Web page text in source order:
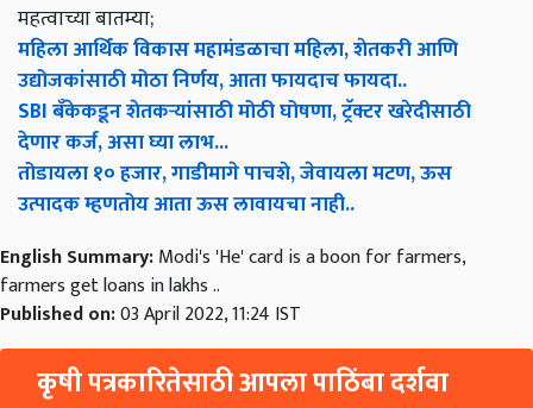
महत्वाच्या बातम्या;
महिला आर्थिक विकास महामंडळाचा महिला, शेतकरी आणि
उद्योजकांसाठी मोठा निर्णय, आता फायदाच फायदा..
SBI बँकेकडून शेतकऱ्यांसाठी मोठी घोषणा, ट्रॅक्टर खरेदीसाठी
देणार कर्ज, असा घ्या लाभ...
तोडायला १० हजार, गाडीमागे पाचशे, जेवायला मटण, ऊस
उत्पादक म्हणतोय आता ऊस लावायचा नाही..
English Summary:Modi's 'He' card is a boon for farmers,
farmers get loans in lakhs ..
Published on:03 April 2022, 11:24 IST
कृषी पत्रकारितेसाठी आपला पाठिंबा दर्शवा